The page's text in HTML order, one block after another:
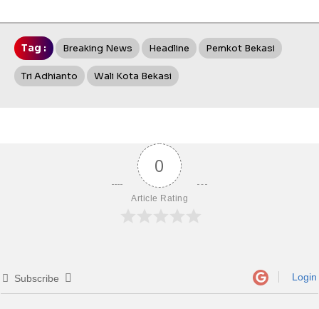
Tag : Breaking News Headline Pemkot Bekasi
Tri Adhianto Wali Kota Bekasi
0
Article Rating
Subscribe Login